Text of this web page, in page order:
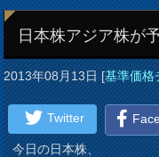
日本株アジア株が
2013年08月13日[基準価格
Twitter
今日の日本株、